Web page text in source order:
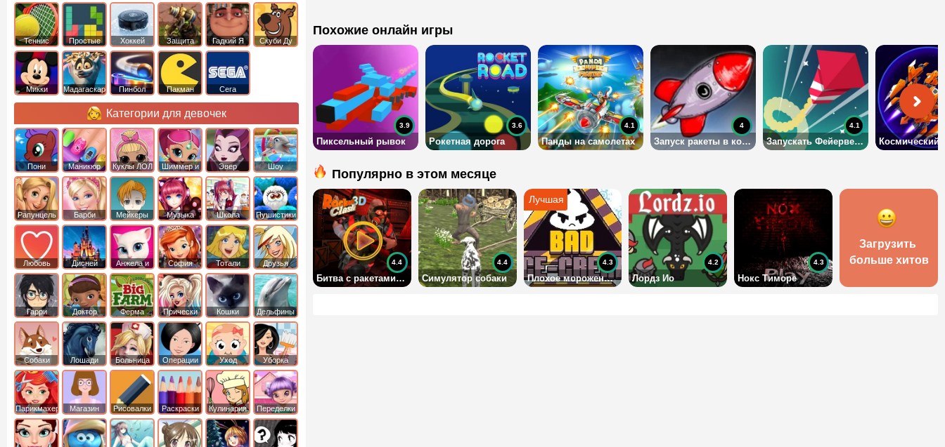
Похожие онлайн игры
Пиксельный рывок
3.9
Рокетная дорога
3.6
Панды на самолетах
4.1
Запуск ракеты в космос
4
Запускать Фейерверки
4.1
Популярно в этом месяце
Битва с ракетами 3Д
4.4
Симулятор собаки
4.4
Плохое мороженое 2 на двоих
4.3
Лордз Ио
4.2
Нокс Тиморе
4.3
Загрузить
больше хитов
Теннис Простые Хоккей
Защита
башни
Гадкий Я Скуби Ду
Микки
Мадагаскар Пинбол Пакман Сега
Категории для девочек
Пони
креатор
Маникюр Куклы ЛОЛ
Шиммер и
Шайн
Эвер
Афтер Хай
Шоу
дельфинов
Рапунцель Барби Мейкеры Музыка Школа Пушистики
Любовь Дисней
Анжела и
том
София
Прекрасная
Тотали
Спайс
Друзья
ангелов
Гарри
Поттер
Доктор
Плюшева
Ферма Прически Кошки Дельфины
Собаки Лошади Больница Операции Уход Уборка
Парикмахер Магазин Рисовалки Раскраски Кулинария Переделки